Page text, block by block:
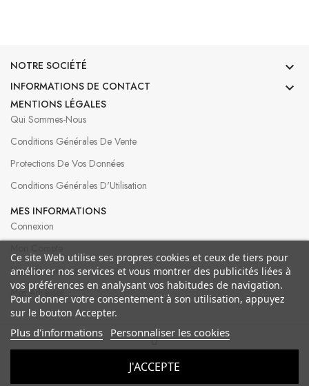
NOTRE SOCIÉTÉ 
INFORMATIONS DE CONTACT 
MENTIONS LÉGALES
Qui Sommes-Nous
Conditions Générales De Vente
Protections De Vos Données
Conditions Générales D'Utilisation
MES INFORMATIONS
Connexion
Mes Informations
Mes Adresses
Ce site Web utilise ses propres cookies et ceux de tiers pour
améliorer nos services et vous montrer des publicités liées à
vos préférences en analysant vos habitudes de navigation.
Pour donner votre consentement à son utilisation, appuyez
sur le bouton Accepter.
Plus d'informations Personnaliser les cookies
J'ACCEPTE
© 2026 Bergeron Créations